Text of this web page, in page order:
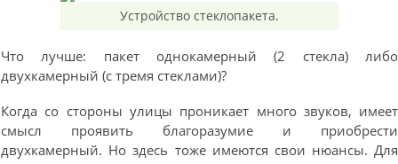
Устройство стеклопакета.
Что лучше: пакет однокамерный (2 стекла) либо
двухкамерный (с тремя стеклами)?
Когда со стороны улицы проникает много звуков, имеет
смысл проявить благоразумие и приобрести
двухкамерный. Но здесь тоже имеются свои нюансы. Для